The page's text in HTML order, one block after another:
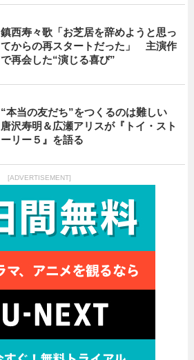
鎮西寿々歌「お芝居を辞めようと思っ
てからの再スタートだった」 主演作
で再会した“演じる喜び”
“本当の友だち”をつくるのは難しい
唐沢寿明＆広瀬アリスが『トイ・スト
ーリー５』を語る
[ADVERTISEMENT]